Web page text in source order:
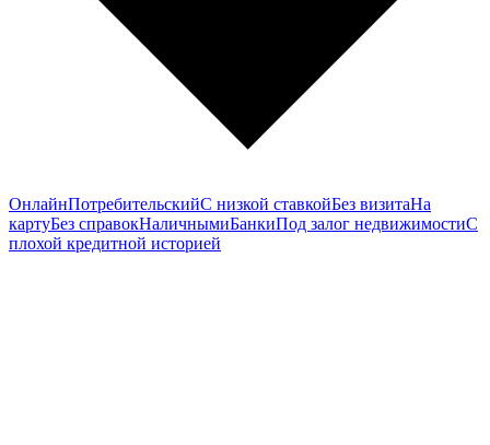
ОнлайнПотребительскийС низкой ставкойБез визитаНа
картуБез справокНаличнымиБанкиПод залог недвижимостиС
плохой кредитной историей